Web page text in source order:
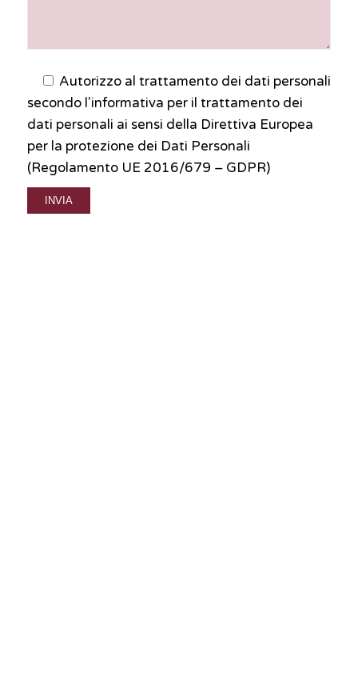
Autorizzo al trattamento dei dati personali
secondo l'informativa per il trattamento dei
dati personali ai sensi della Direttiva Europea
per la protezione dei Dati Personali
(Regolamento UE 2016/679 – GDPR)